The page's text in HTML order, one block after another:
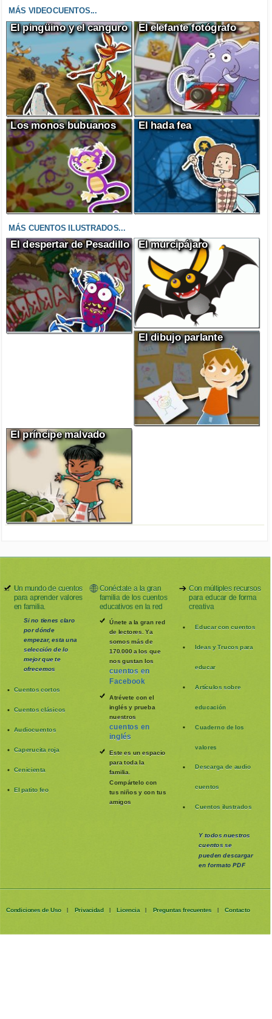
MÁS VIDEOCUENTOS...
El pingüino y el canguro El elefante fotógrafo
Los monos bubuanos El hada fea
MÁS CUENTOS ILUSTRADOS...
El despertar de Pesadillo El murcipájaro
El dibujo parlante
El príncipe malvado
Un mundo de cuentos
para aprender valores
en familia.
Si no tienes claro
por dónde
empezar, esta una
selección de lo
mejor que te
ofrecemos
Cuentos cortos
Cuentos clásicos
Audiocuentos
Caperucita roja
Cenicienta
El patito feo
Conéctate a la gran
familia de los cuentos
educativos en la red
Únete a la gran red
de lectores. Ya
somos más de
170.000 a los que
nos gustan los
cuentos en
Facebook
Atrévete con el
inglés y prueba
nuestros
cuentos en
inglés
Este es un espacio
para toda la
familia.
Compártelo con
tus niños y con tus
amigos
Con múltiples recursos
para educar de forma
creativa
Educar con cuentos
Ideas y Trucos para
educar
Artículos sobre
educación
Cuaderno de los
valores
Descarga de audio
cuentos
Cuentos ilustrados
Y todos nuestros
cuentos se
puedendescargar
en formato PDF
Condiciones de Uso | Privacidad | Licencia | Preguntas frecuentes | Contacto